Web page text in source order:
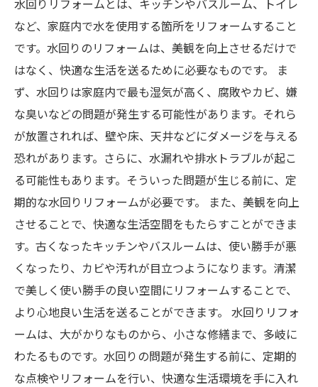
水回りリフォームとは、キッチンやバスルーム、トイレ
など、家庭内で水を使用する箇所をリフォームすること
です。水回りのリフォームは、美観を向上させるだけで
はなく、快適な生活を送るために必要なものです。 ま
ず、水回りは家庭内で最も湿気が高く、腐敗やカビ、嫌
な臭いなどの問題が発生する可能性があります。それら
が放置されれば、壁や床、天井などにダメージを与える
恐れがあります。さらに、水漏れや排水トラブルが起こ
る可能性もあります。そういった問題が生じる前に、定
期的な水回りリフォームが必要です。 また、美観を向上
させることで、快適な生活空間をもたらすことができま
す。古くなったキッチンやバスルームは、使い勝手が悪
くなったり、カビや汚れが目立つようになります。清潔
で美しく使い勝手の良い空間にリフォームすることで、
より心地良い生活を送ることができます。 水回りリフォ
ームは、大がかりなものから、小さな修繕まで、多岐に
わたるものです。水回りの問題が発生する前に、定期的
な点検やリフォームを行い、快適な生活環境を手に入れ